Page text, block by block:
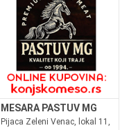
MESARA PASTUV MG
Pijaca Zeleni Venac, lokal 11,